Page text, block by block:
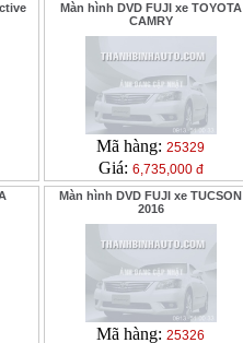
Màn hình DVD FUJI xe TOYOTA
CAMRY
Mã hàng: 25329
Giá: 6,735,000 đ
Màn hình DVD FUJI xe TUCSON
2016
Mã hàng: 25326